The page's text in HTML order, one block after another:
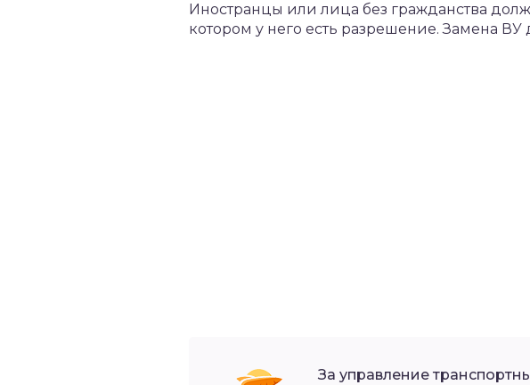
Иностранцы или лица без гражданства
котором у него есть разрешение. Замена
За управление